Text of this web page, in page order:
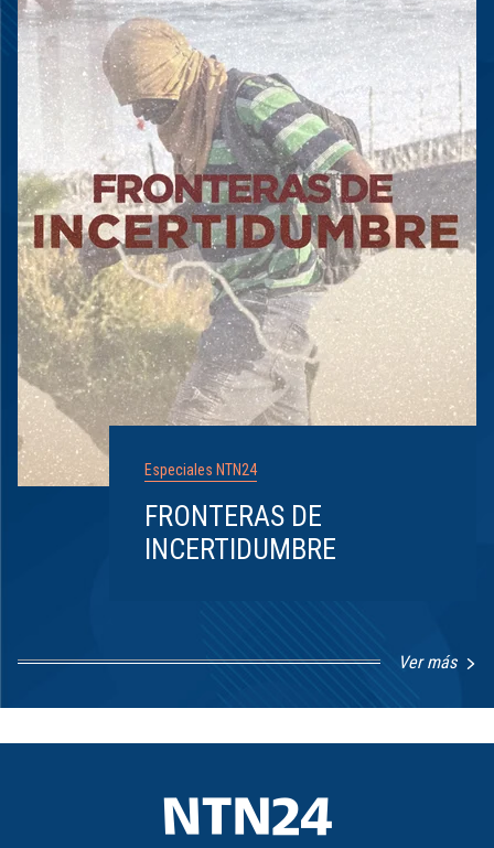
Especiales NTN24
FRONTERAS DE
INCERTIDUMBRE
Ver más
8